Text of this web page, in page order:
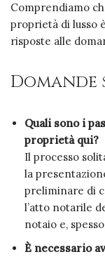
Comprendiamo
proprietà di lusso
risposte alle
Domande
Quali sono i
proprietà qui?
Il processo
la
preliminare di
l’atto notarile
notaio e,
È necessario